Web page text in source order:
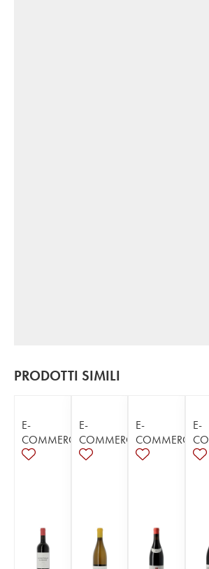
PRODOTTI SIMILI
E-
COMMERCE
E-
COMMERCE
E-
COMMERCE
E-